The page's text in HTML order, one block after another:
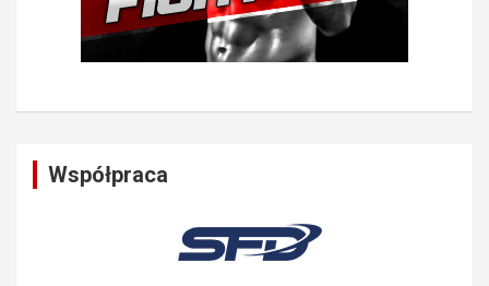
Współpraca